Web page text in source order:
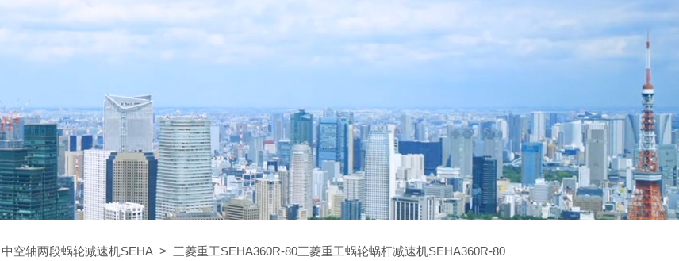
中空轴两段蜗轮减速机SEHA > 三菱重工SEHA360R-80三菱重工蜗轮蜗杆减速机SEHA360R-80